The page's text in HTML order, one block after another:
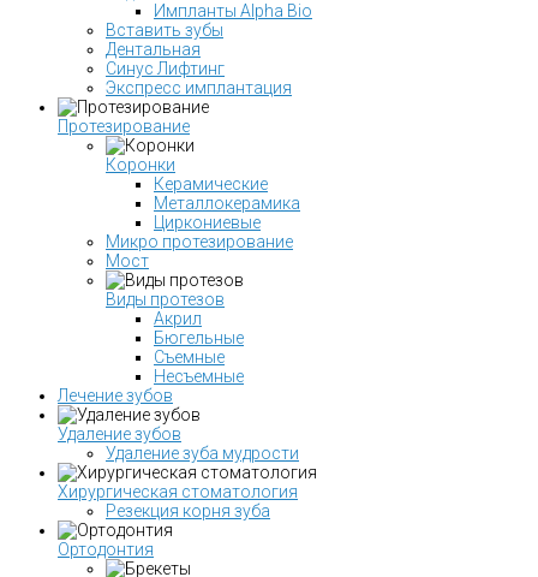
Импланты Alpha Bio
Вставить зубы
Дентальная
Синус Лифтинг
Экспресс имплантация
Протезирование
Коронки
Керамические
Металлокерамика
Циркониевые
Микро протезирование
Мост
Виды протезов
Акрил
Бюгельные
Съемные
Несъемные
Лечение зубов
Удаление зубов
Удаление зуба мудрости
Хирургическая стоматология
Резекция корня зуба
Ортодонтия